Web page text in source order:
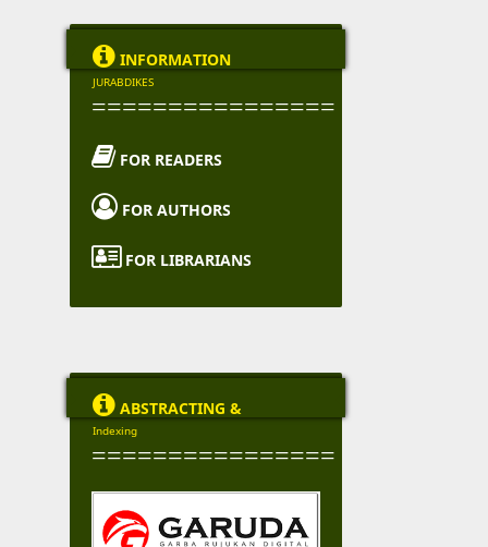
 INFORMATION
JURABDIKES
================
 FOR READERS
 FOR AUTHORS
 FOR LIBRARIANS
 ABSTRACTING &
Indexing
================